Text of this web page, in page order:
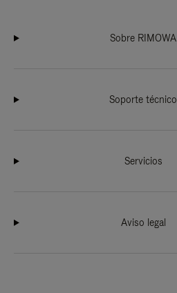
Sobre RIMOWA
Soporte técnico
Servicios
Aviso legal